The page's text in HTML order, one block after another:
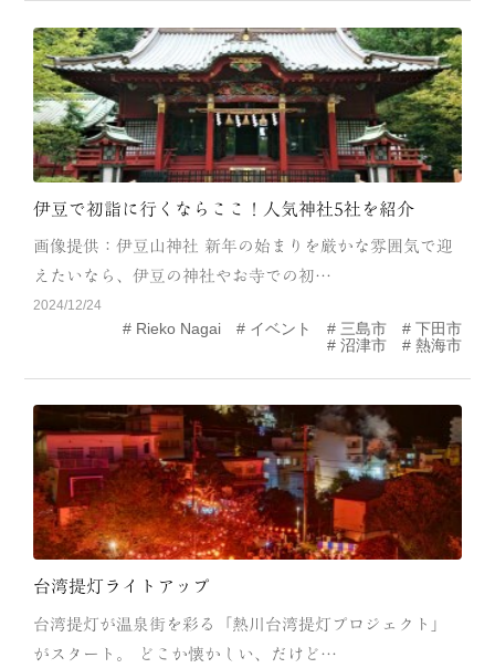
MODEL COURSE
EVENT
ACCESS
COLUMN
LINK
伊豆で初詣に行くならここ！人気神社5社を紹介
画像提供：伊豆山神社 新年の始まりを厳かな雰囲気で迎
えたいなら、伊豆の神社やお寺での初…
2024/12/24
Rieko Nagai イベント 三島市
下田市
沼津市
熱海市
台湾提灯ライトアップ
台湾提灯が温泉街を彩る「熱川台湾提灯プロジェクト」
がスタート。 どこか懐かしい、だけど…